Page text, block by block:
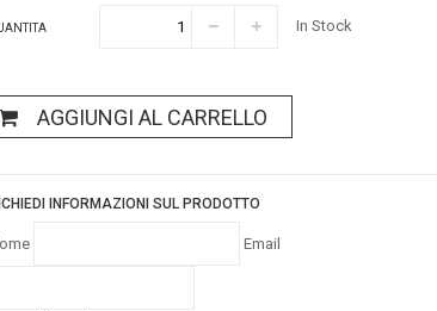
In Stock
AGGIUNGI AL CARRELLO
INFORMAZIONI SUL PRODOTTO
Email